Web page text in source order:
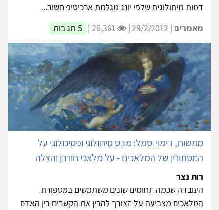
דמות מיתולוגית שלפי יונג מגלמת ארכיטיפ חשוב...
מאמרים | 29/2/2012 | 5 תגובות
ממשות, דימוי וסמל: מבט מיתולוגי ופסיכולוגי על
המסתורין של המלאכים - על מלאכי חורבן והצלה
רות נצר
העובדה שכמה תחומים שונים משתמשים במטפורת
המלאכים מצביעה על הצורך להבין את הקשרים בין האדם